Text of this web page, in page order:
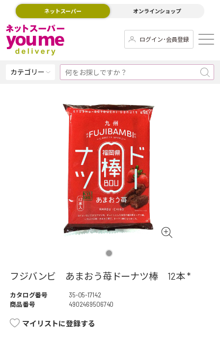
ネットスーパー オンラインショップ
ログイン･会員登録
カテゴリー
フジバンビ あまおう苺ドーナツ棒 12本 *
カタログ番号
35-05-17142
商品番号
4902469506740
マイリストに登録する